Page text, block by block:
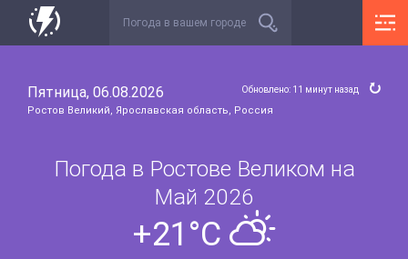
Пятница, 06.08.2026
Ростов Великий, Ярославская область, Россия
Обновлено: 11 минут назад
Погода в Ростове Великом на
Май 2026
+21°C